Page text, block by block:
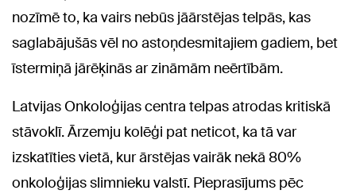
nozīmē to, ka vairs nebūs jāārstējas telpās, kas
saglabājušās vēl no astoņdesmitajiem gadiem, bet
īstermiņā jārēķinās ar zināmām neērtībām.
Latvijas Onkoloģijas centra telpas atrodas kritiskā
stāvoklī. Ārzemju kolēģi pat neticot, ka tā var
izskatīties vietā, kur ārstējas vairāk nekā 80%
onkoloģijas slimnieku valstī. Pieprasījums pēc